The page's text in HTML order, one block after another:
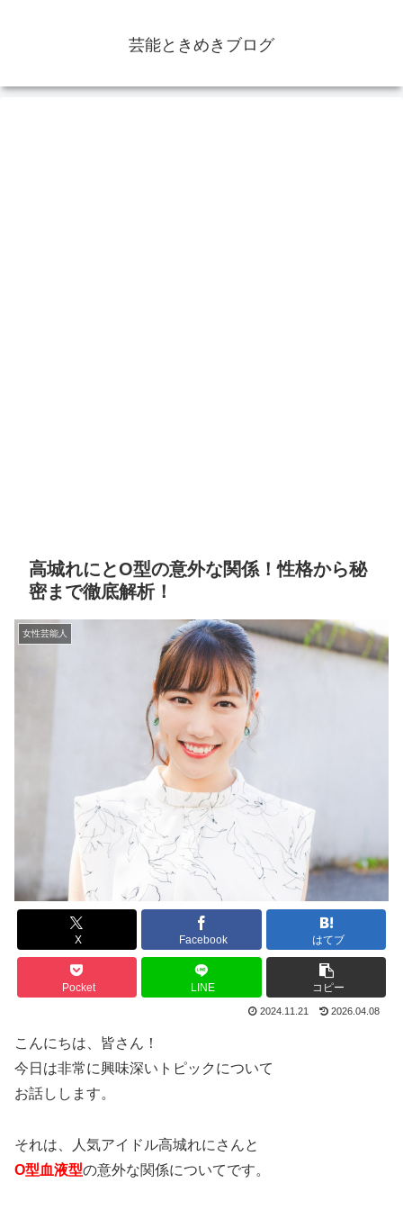
芸能ときめきブログ
高城れにとO型の意外な関係！性格から秘
密まで徹底解析！
女性芸能人
X Facebook はてブ
Pocket LINE コピー
2024.11.21 2026.04.08
こんにちは、皆さん！
今日は非常に興味深いトピックについて
お話しします。
それは、人気アイドル高城れにさんと
O型血液型の意外な関係についてです。